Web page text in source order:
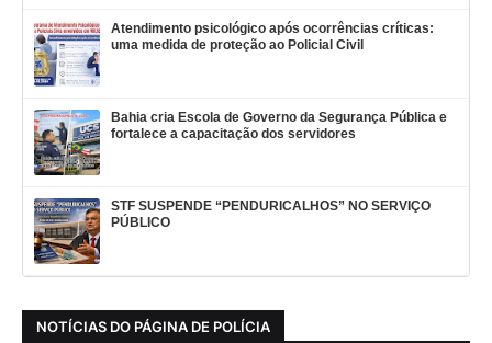
Atendimento psicológico após ocorrências críticas:
uma medida de proteção ao Policial Civil
Bahia cria Escola de Governo da Segurança Pública e
fortalece a capacitação dos servidores
STF SUSPENDE “PENDURICALHOS” NO SERVIÇO
PÚBLICO
NOTÍCIAS DO PÁGINA DE POLÍCIA